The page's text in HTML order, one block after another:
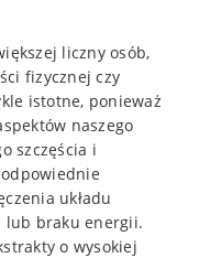
liczny osób,
fizycznej czy
istotne, ponieważ
naszego
szczęścia i
układu
lub braku energii.
o wysokiej